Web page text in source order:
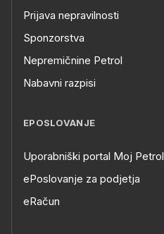
Prijava nepravilnosti
Sponzorstva
Nepremičnine Petrol
Nabavni razpisi
EPOSLOVANJE
Uporabniški portal Moj Petrol
ePoslovanje za podjetja
eRačun